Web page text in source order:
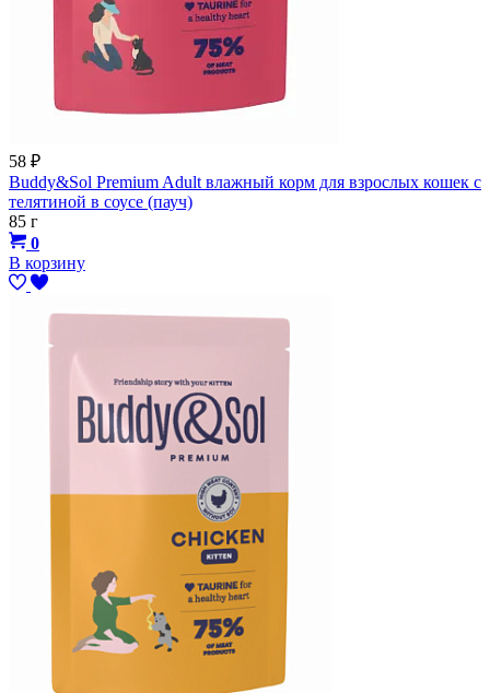
58 ₽
Buddy&Sol Premium Adult влажный корм для взрослых кошек с
телятиной в соусе (пауч)
85 г
0
В корзину